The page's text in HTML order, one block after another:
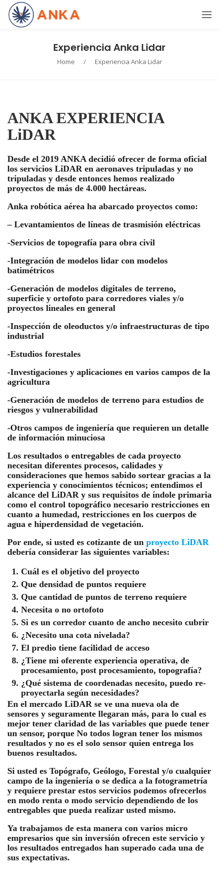
Experiencia Anka Lidar
Home / Experiencia Anka Lidar
ANKA EXPERIENCIA
LiDAR
Desde el 2019 ANKA decidió ofrecer de forma oficial
los servicios LiDAR en aeronaves tripuladas y no
tripuladas y desde entonces hemos realizado
proyectos de más de 4.000 hectáreas.
Anka robótica aérea ha abarcado proyectos como:
– Levantamientos de líneas de trasmisión eléctricas
-Servicios de topografía para obra civil
-Integración de modelos lidar con modelos
batimétricos
-Generación de modelos digitales de terreno,
superficie y ortofoto para corredores viales y/o
proyectos lineales en general
-Inspección de oleoductos y/o infraestructuras de tipo
industrial
-Estudios forestales
-Investigaciones y aplicaciones en varios campos de la
agricultura
-Generación de modelos de terreno para estudios de
riesgos y vulnerabilidad
-Otros campos de ingeniería que requieren un detalle
de información minuciosa
Los resultados o entregables de cada proyecto
necesitan diferentes procesos, calidades y
consideraciones que hemos sabido sortear gracias a la
experiencia y conocimientos técnicos; entendimos el
alcance del LiDAR y sus requisitos de índole primaria
como el control topográfico necesario restricciones en
cuanto a humedad, restricciones en los cuerpos de
agua e hiperdensidad de vegetación.
Por ende, si usted es cotizante de un proyecto LiDAR
debería considerar las siguientes variables:
Cuál es el objetivo del proyecto
Que densidad de puntos requiere
Que cantidad de puntos de terreno requiere
Necesita o no ortofoto
Si es un corredor cuanto de ancho necesito cubrir
¿Necesito una cota nivelada?
El predio tiene facilidad de acceso
¿Tiene mi oferente experiencia operativa, de
procesamiento, post procesamiento, topografía?
¿Qué sistema de coordenadas necesito, puedo re-
proyectarla según necesidades?
En el mercado LiDAR se ve una nueva ola de
sensores y seguramente llegaran más, para lo cual es
mejor tener claridad de las variables que puede tener
un sensor, porque No todos logran tener los mismos
resultados y no es el solo sensor quien entrega los
buenos resultados.
Si usted es Topógrafo, Geólogo, Forestal y/o cualquier
campo de la ingeniería o se dedica a la fotogrametría
y requiere prestar estos servicios podemos ofrecerlos
en modo renta o modo servicio dependiendo de los
entregables que pueda realizar usted mismo.
Ya trabajamos de esta manera con varios micro
empresarios que sin inversión ofrecen este servicio y
los resultados entregados han superado cada una de
sus expectativas.